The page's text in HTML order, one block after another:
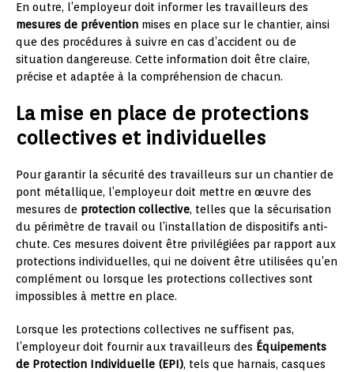
En outre, l’employeur doit informer les travailleurs des
mesures de prévention mises en place sur le chantier, ainsi
que des procédures à suivre en cas d’accident ou de
situation dangereuse. Cette information doit être claire,
précise et adaptée à la compréhension de chacun.
La mise en place de protections
collectives et individuelles
Pour garantir la sécurité des travailleurs sur un chantier de
pont métallique, l’employeur doit mettre en œuvre des
mesures de protection collective, telles que la sécurisation
du périmètre de travail ou l’installation de dispositifs anti-
chute. Ces mesures doivent être privilégiées par rapport aux
protections individuelles, qui ne doivent être utilisées qu’en
complément ou lorsque les protections collectives sont
impossibles à mettre en place.
Lorsque les protections collectives ne suffisent pas,
l’employeur doit fournir aux travailleurs des Équipements
de Protection Individuelle (EPI), tels que harnais, casques